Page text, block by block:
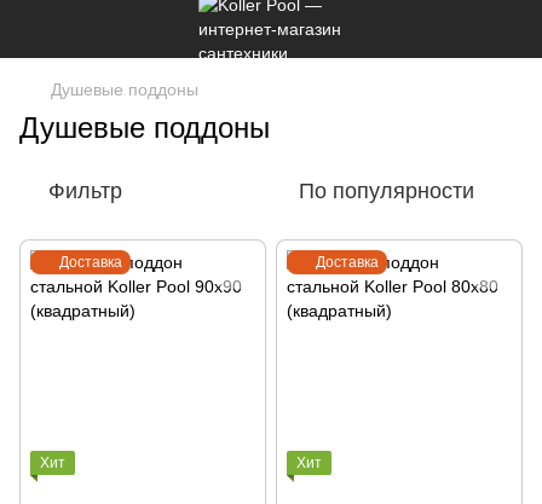
Душевые поддоны
Душевые поддоны
Фильтр По популярности
Доставка
Хит
Доставка
Хит